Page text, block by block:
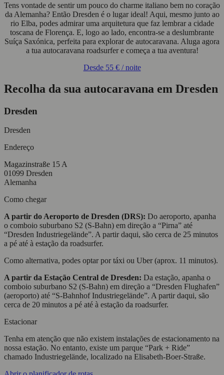
Tens vontade de sentir um pouco do charme italiano bem no coração
da Alemanha? Então Dresden é o lugar ideal! Aqui, mesmo junto ao
rio Elba, podes admirar uma arquitetura que faz lembrar a cidade
toscana de Florença. E, logo ao lado, encontra-se a deslumbrante
Suíça Saxónica, perfeita para explorar de autocaravana. Aluga agora
a tua autocaravana roadsurfer e começa a tua aventura!
Desde 55 €/ noite
Recolha da sua autocaravana em Dresden
Dresden
Dresden
Endereço
Magazinstraße 15 A
01099 Dresden
Alemanha
Como chegar
A partir do Aeroporto de Dresden (DRS): Do aeroporto, apanha
o comboio suburbano S2 (S-Bahn) em direção a “Pirna” até
“Dresden Industriegelände”. A partir daqui, são cerca de 25 minutos
a pé até à estação da roadsurfer.
Como alternativa, podes optar por táxi ou Uber (aprox. 11 minutos).
A partir da Estação Central de Dresden: Da estação, apanha o
comboio suburbano S2 (S-Bahn) em direção a “Dresden Flughafen”
(aeroporto) até “S-Bahnhof Industriegelände”. A partir daqui, são
cerca de 20 minutos a pé até à estação da roadsurfer.
Estacionar
Tenha em atenção que não existem instalações de estacionamento na
nossa estação. No entanto, existe um parque “Park + Ride”
chamado Industriegelände, localizado na Elisabeth-Boer-Straße.